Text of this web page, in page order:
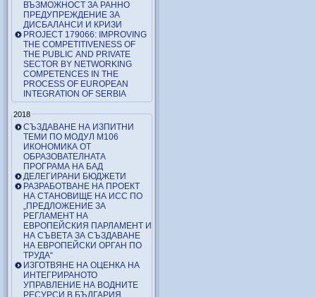
ВЪЗМОЖНОСТ ЗА РАННО
ПРЕДУПРЕЖДЕНИЕ ЗА
ДИСБАЛАНСИ И КРИЗИ
PROJECT 179066: IMPROVING
THE COMPETITIVENESS OF
THE PUBLIC AND PRIVATE
SECTOR BY NETWORKING
COMPETENCES IN THE
PROCESS OF EUROPEAN
INTEGRATION OF SERBIA
2018
СЪЗДАВАНЕ НА ИЗПИТНИ
ТЕМИ ПО МОДУЛ М106
ИКОНОМИКА ОТ
ОБРАЗОВАТЕЛНАТА
ПРОГРАМА НА БАД
ДЕЛЕГИРАНИ БЮДЖЕТИ
РАЗРАБОТВАНЕ НА ПРОЕКТ
НА СТАНОВИЩЕ НА ИСС ПО
„ПРЕДЛОЖЕНИЕ ЗА
РЕГЛАМЕНТ НА
ЕВРОПЕЙСКИЯ ПАРЛАМЕНТ И
НА СЪВЕТА ЗА СЪЗДАВАНЕ
НА ЕВРОПЕЙСКИ ОРГАН ПО
ТРУДА“
ИЗГОТВЯНЕ НА ОЦЕНКА НА
ИНТЕГРИРАНОТО
УПРАВЛЕНИЕ НА ВОДНИТЕ
РЕСУРСИ В БЪЛГАРИЯ